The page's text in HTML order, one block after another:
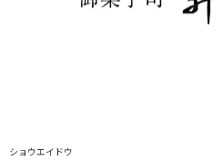
ショウエイドウ